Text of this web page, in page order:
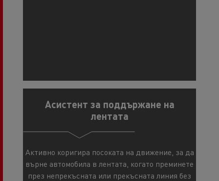
Асистент за поддържане на
лентата
Активно коригира посоката на движение, за да
върне автомобила в лентата, когато преминете
през непрекъсната или прекъсната линия без